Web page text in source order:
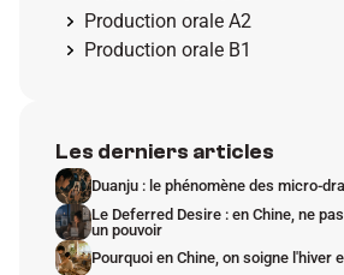
Production orale A2
Production orale B1
Les derniers articles
Duanju : le phénomène des micro-
Le Deferred Desire : en Chine, ne
un pouvoir
Pourquoi en Chine, on soigne l'hiver